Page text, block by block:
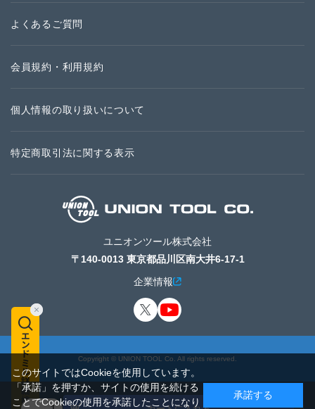
よくあるご質問
会員規約・利用規約
個人情報の取り扱いについて
特定商取引法に関する表示
ユニオンツール株式会社
〒140-0013 東京都品川区南大井6-17-1
企業情報
Copyright © UNION TOOL Co. All rights reserved.
このサイトではCookieを使用しています。
「承諾」を押すか、サイトの使用を続ける
ことでCookieの使用を承諾したことになり
承諾する